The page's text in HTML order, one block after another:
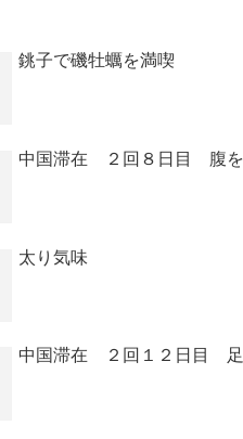
銚子で磯牡蠣を満喫
中国滞在 ２回８日目 腹を
太り気味
中国滞在 ２回１２日目 足